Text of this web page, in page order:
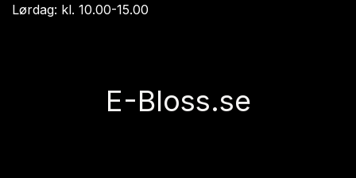
Lørdag: kl. 10.00-15.00
E-Bloss.se